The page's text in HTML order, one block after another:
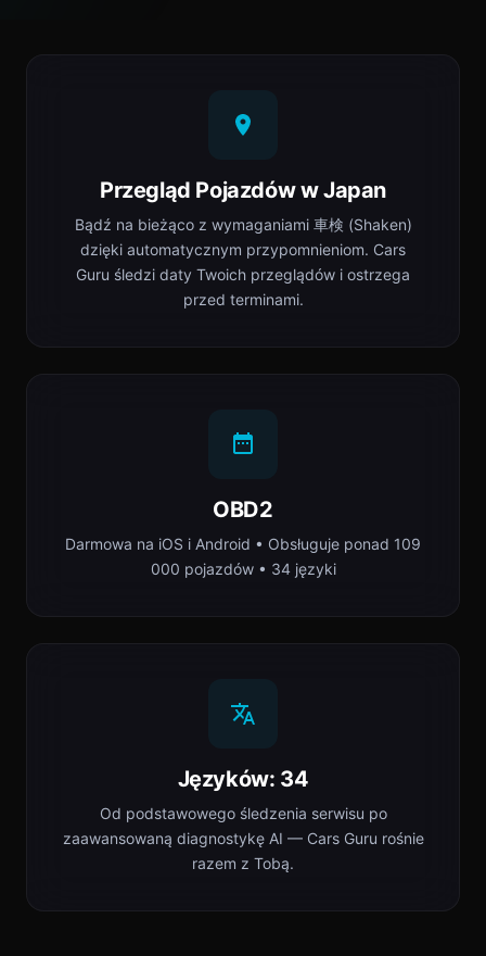
Przegląd Pojazdów w Japan
Bądź na bieżąco z wymaganiami 車検 (Shaken)
dzięki automatycznym przypomnieniom. Cars
Guru śledzi daty Twoich przeglądów i ostrzega
przed terminami.
OBD2
Darmowa na iOS i Android • Obsługuje ponad 109
000 pojazdów • 34 języki
Języków: 34
Od podstawowego śledzenia serwisu po
zaawansowaną diagnostykę AI — Cars Guru rośnie
razem z Tobą.